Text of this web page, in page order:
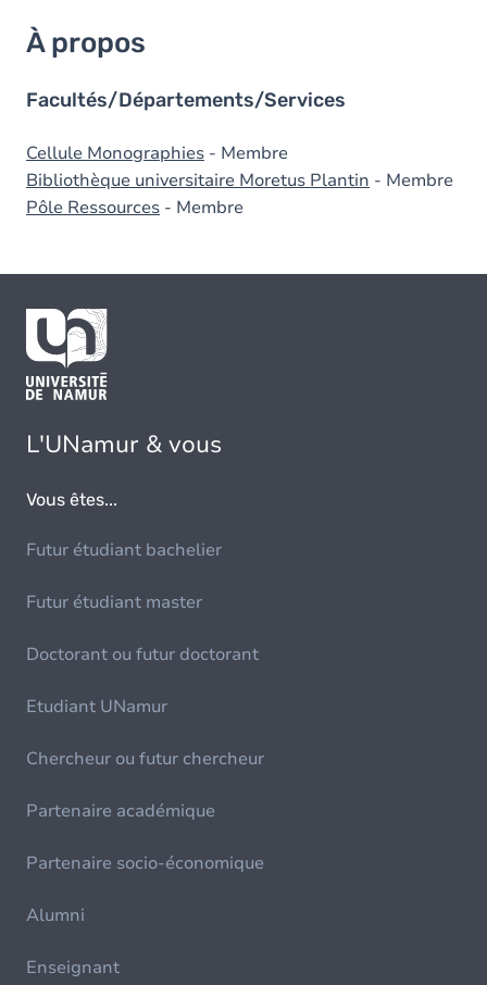
À propos
Facultés/Départements/Services
Cellule Monographies - Membre
Bibliothèque universitaire Moretus Plantin - Membre
Pôle Ressources - Membre
L'UNamur & vous
Vous êtes...
Futur étudiant bachelier
Futur étudiant master
Doctorant ou futur doctorant
Etudiant UNamur
Chercheur ou futur chercheur
Partenaire académique
Partenaire socio-économique
Alumni
Enseignant